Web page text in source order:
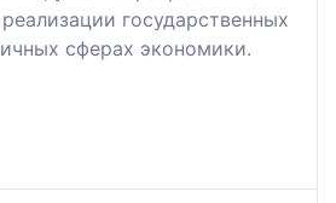
государственных
сферах экономики.